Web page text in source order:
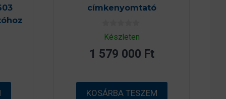
címkenyomtató
0
a
5
l
Készleten
1 579 000 Ft
KOSÁRBA TESZEM